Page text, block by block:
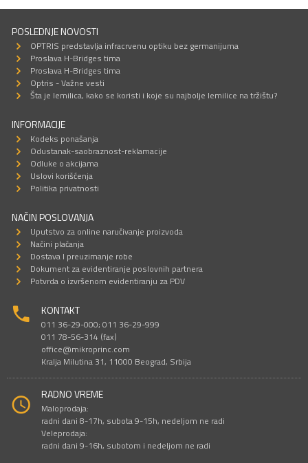
POSLEDNJE NOVOSTI
OPTRIS predstavlja infracrvenu optiku bez germanijuma
Proslava H-Bridges tima
Proslava H-Bridges tima
Optris - Važne vesti
Šta je lemilica, kako se koristi i koje su najbolje lemilice na tržištu?
INFORMACIJE
Kodeks ponašanja
Odustanak-saobraznost-reklamacije
Odluke o akcijama
Uslovi korišćenja
Politika privatnosti
NAČIN POSLOVANJA
Uputstvo za online naručivanje proizvoda
Načini plaćanja
Dostava I preuzimanje robe
Dokument za evidentiranje poslovnih partnera
Potvrda o izvršenom evidentiranju za PDV
KONTAKT
011 36-29-000; 011 36-29-999
011 78-56-314 (fax)
office@mikroprinc.com
Kralja Milutina 31, 11000 Beograd, Srbija
RADNO VREME
Maloprodaja:
radni dani 8-17h, subota 9-15h, nedeljom ne radi
Veleprodaja:
radni dani 9-16h, subotom i nedeljom ne radi